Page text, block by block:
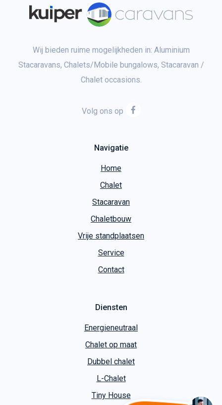
Wij bieden ruime mogelijkheden in: Aluminium
Stacaravans, Chalets/Mobile bungalows, Stacaravan /
Chalet occasions.
Volg ons op
Navigatie
Home
Chalet
Stacaravan
Chaletbouw
Vrije standplaatsen
Service
Contact
Diensten
Energieneutraal
Chalet op maat
Dubbel chalet
L-Chalet
Tiny House